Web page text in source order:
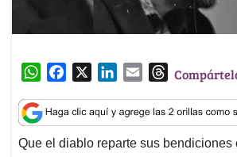
W
a
t
s
c
e
b
n
k
e
a
i
l
T
r
e
a
Que el diablo reparte sus bendiciones